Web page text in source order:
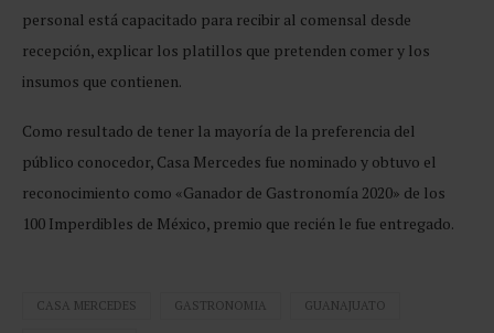
personal está capacitado para recibir al comensal desde
recepción, explicar los platillos que pretenden comer y los
insumos que contienen.
Como resultado de tener la mayoría de la preferencia del
público conocedor, Casa Mercedes fue nominado y obtuvo el
reconocimiento como «Ganador de Gastronomía 2020» de los
100 Imperdibles de México, premio que recién le fue entregado.
CASA MERCEDES GASTRONOMIA GUANAJUATO